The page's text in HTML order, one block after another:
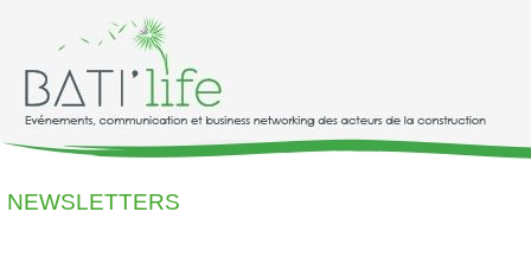
NEWSLETTERS